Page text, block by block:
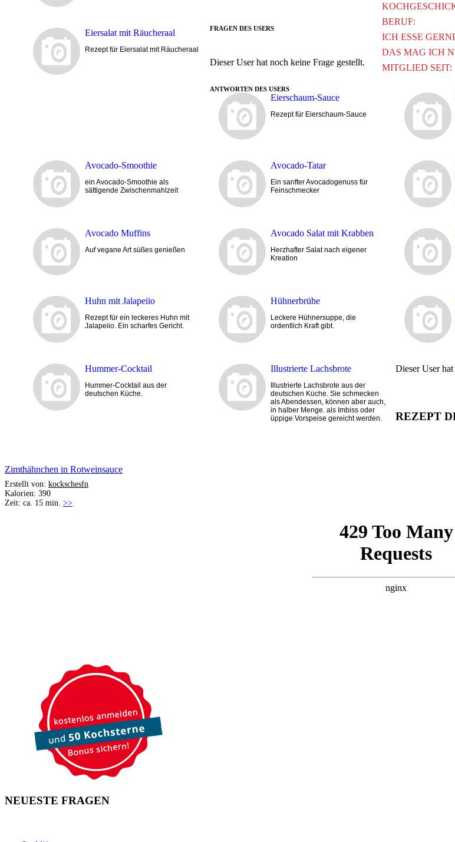
BERUF:
ICH ESSE
DAS MAG ICH
MITGLIED SEIT:
Eiersalat mit Räucheraal
Rezept für Eiersalat mit Räucheraal
Eierschaum-Sauce
Rezept für Eierschaum-Sauce
Avocado-Smoothie
ein Avocado-Smoothie als
sättigende Zwischenmahlzeit
Avocado-Tatar
Ein sanfter Avocadogenuss für
Feinschmecker
Avocado Muffins
Auf vegane Art süßes genießen
Avocado Salat mit Krabben
Herzhafter Salat nach eigener
Kreation
Huhn mit Jalapeiio
Rezept für ein leckeres Huhn mit
Jalapeiio. Ein scharfes Gericht.
Hühnerbrühe
Leckere Hühnersuppe, die
ordentlich Kraft gibt.
Hummer-Cocktail
Hummer-Cocktail aus der
deutschen Küche.
Illustrierte Lachsbrote
Illustrierte Lachsbrote aus der
deutschen Küche. Sie schmecken
als Abendessen, können aber auch,
in halber Menge. als Imbiss oder
üppige Vorspeise gereicht werden.
FRAGEN DES USERS
Dieser User hat noch keine Frage gestellt.
ANTWORTEN DES USERS
Dieser User
REZEPT
Zimthähnchen in Rotweinsauce
Erstellt von: kockschesfn
Kalorien: 390
Zeit: ca. 15 min. >>
NEUESTE FRAGEN